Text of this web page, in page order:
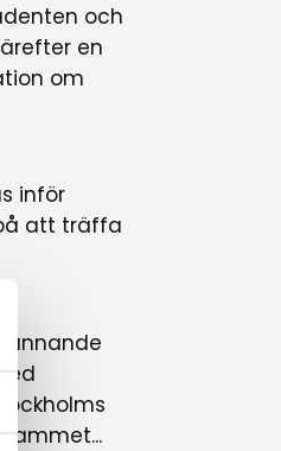
och
en
om
inför
att träffa